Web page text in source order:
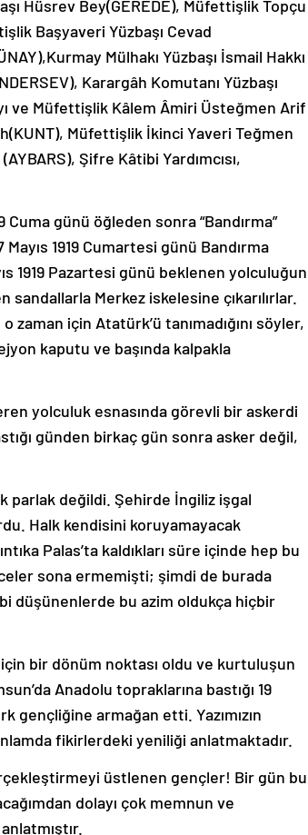
Hüsrev Bey(GEREDE), Müfettişlik Topçu
Başyaveri Yüzbaşı Cevad
Mülhakı Yüzbaşı İsmail Hakkı
Karargâh Komutanı Yüzbaşı
ve Müfettişlik Kâlem Âmiri Üsteğmen Arif
Müfettişlik İkinci Yaveri Teğmen
Şifre Kâtibi Yardımcısı,
günü öğleden sonra “Bandırma”
Mayıs 1919 Cumartesi günü Bandırma
1919 Pazartesi günü beklenen yolculuğun
Merkez iskelesine çıkarılırlar.
için Atatürk’ü tanımadığını söyler,
kaputu ve başında kalpakla
yolculuk esnasında görevli bir askerdi
günden birkaç gün sonra asker değil,
parlak değildi. Şehirde İngiliz işgal
Halk kendisini koruyamayacak
Palas’ta kaldıkları süre içinde hep bu
sona ermemişti; şimdi de burada
düşünenlerde bu azim oldukça hiçbir
için bir dönüm noktası oldu ve kurtuluşun
Anadolu topraklarına bastığı 19
gençliğine armağan etti. Yazımızın
fikirlerdeki yeniliği anlatmaktadır.
üstlenen gençler! Bir gün bu
dolayı çok memnun ve